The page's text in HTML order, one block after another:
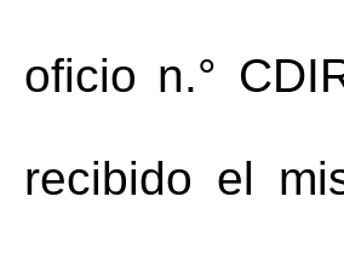
oficio n.°
recibido el